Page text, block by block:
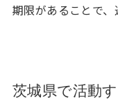
期限があることで、
茨城県で活動